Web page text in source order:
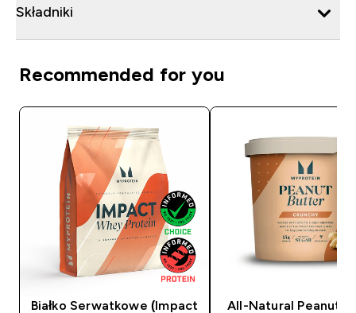
Składniki
Recommended for you
Białko Serwatkowe (Impact
All-Natural Peanut